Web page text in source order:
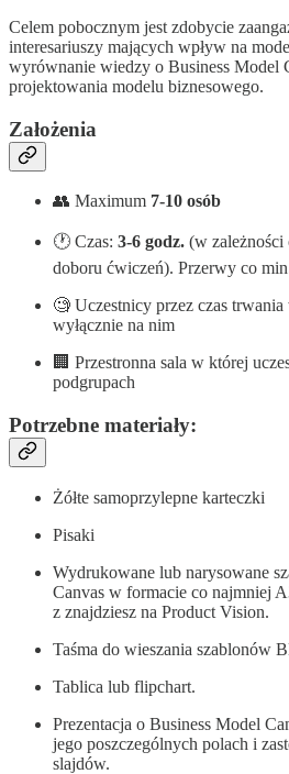
Celem pobocznym jest zdobycie
interesariuszy mających wpływ na
wyrównanie wiedzy o Business Model
projektowania modelu biznesowego.
Założenia
👥 Maximum 7-10 osób
🕐 Czas: 3-6 godz. (w
doboru ćwiczeń). Przerwy co
🧐 Uczestnicy przez czas
wyłącznie na nim
🏢 Przestronna sala w której
podgrupach
Potrzebne materiały:
Żółte samoprzylepne karteczki
Pisaki
Wydrukowane lub narysowane
Canvas w formacie co najmniej
z znajdziesz na Product Vision.
Taśma do wieszania szablonów
Tablica lub flipchart.
Prezentacja o Business Model
jego poszczególnych polach i
slajdów.